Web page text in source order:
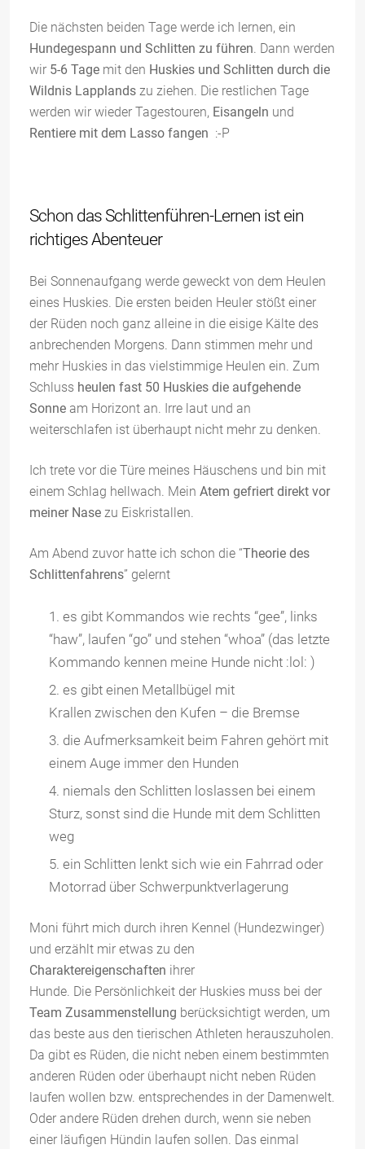
Die nächsten beiden Tage werde ich lernen, ein
Hundegespann und Schlitten zu führen. Dann werden
wir 5-6 Tage mit den Huskies und Schlitten durch die
Wildnis Lapplands zu ziehen. Die restlichen Tage
werden wir wieder Tagestouren, Eisangeln und
Rentiere mit dem Lasso fangen :-P
Schon das Schlittenführen-Lernen ist ein
richtiges Abenteuer
Bei Sonnenaufgang werde geweckt von dem Heulen
eines Huskies. Die ersten beiden Heuler stößt einer
der Rüden noch ganz alleine in die eisige Kälte des
anbrechenden Morgens. Dann stimmen mehr und
mehr Huskies in das vielstimmige Heulen ein. Zum
Schluss heulen fast 50 Huskies die aufgehende
Sonne am Horizont an. Irre laut und an
weiterschlafen ist überhaupt nicht mehr zu denken.
Ich trete vor die Türe meines Häuschens und bin mit
einem Schlag hellwach. Mein Atem gefriert direkt vor
meiner Nase zu Eiskristallen.
Am Abend zuvor hatte ich schon die “Theorie des
Schlittenfahrens” gelernt
es gibt Kommandos wie rechts “gee”, links
“haw”, laufen “go” und stehen “whoa” (das letzte
Kommando kennen meine Hunde nicht :lol: )
es gibt einen Metallbügel mit
Krallen zwischen den Kufen – die Bremse
die Aufmerksamkeit beim Fahren gehört mit
einem Auge immer den Hunden
niemals den Schlitten loslassen bei einem
Sturz, sonst sind die Hunde mit dem Schlitten
weg
ein Schlitten lenkt sich wie ein Fahrrad oder
Motorrad über Schwerpunktverlagerung
Moni führt mich durch ihren Kennel (Hundezwinger)
und erzählt mir etwas zu den
Charaktereigenschaften ihrer
Hunde. Die Persönlichkeit der Huskies muss bei der
Team Zusammenstellung berücksichtigt werden, um
das beste aus den tierischen Athleten herauszuholen.
Da gibt es Rüden, die nicht neben einem bestimmten
anderen Rüden oder überhaupt nicht neben Rüden
laufen wollen bzw. entsprechendes in der Damenwelt.
Oder andere Rüden drehen durch, wenn sie neben
einer läufigen Hündin laufen sollen. Das einmal